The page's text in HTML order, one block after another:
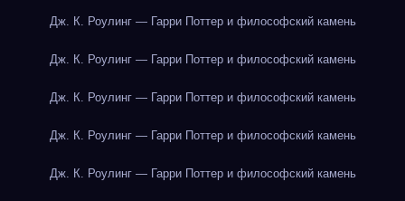
Дж. К. Роулинг — Гарри Поттер и философский камень
Дж. К. Роулинг — Гарри Поттер и философский камень
Дж. К. Роулинг — Гарри Поттер и философский камень
Дж. К. Роулинг — Гарри Поттер и философский камень
Дж. К. Роулинг — Гарри Поттер и философский камень